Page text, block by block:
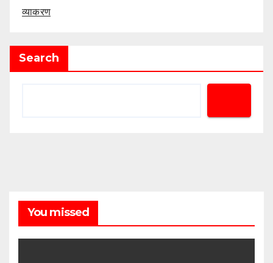
व्याकरण
Search
You missed